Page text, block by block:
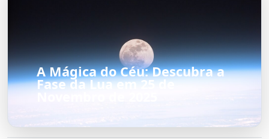
A Mágica do Céu: Descubra a
Fase da Lua em 25 de